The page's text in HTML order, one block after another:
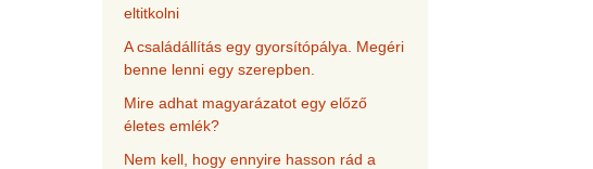
eltitkolni
A családállítás egy gyorsítópálya. Megéri
benne lenni egy szerepben.
Mire adhat magyarázatot egy előző
életes emlék?
Nem kell, hogy ennyire hasson rád a